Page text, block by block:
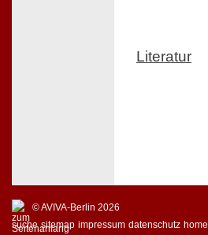
Literatur
© AVIVA-Berlin 2026
suche sitemap impressum datenschutz home